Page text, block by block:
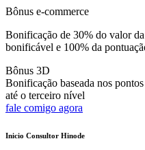
Bônus e-commerce
Bonificação de 30% do valor
bonificável e 100% da
Bônus 3D
Bonificação baseada nos
até o terceiro nível
fale comigo agora
Inicio Consultor Hinode